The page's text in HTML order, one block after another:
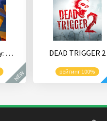
My Museum Story: Mystery Match
NEW
DEAD TRIGGER 2
рейтинг 100%